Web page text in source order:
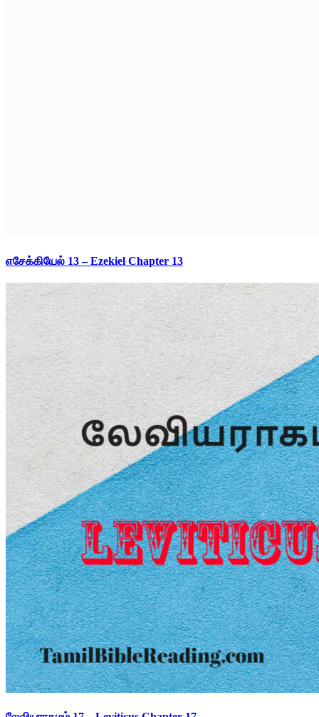
எசேக்கியேல் 13 – Ezekiel Chapter 13